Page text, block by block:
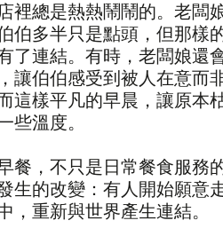
總是熱熱鬧鬧的。老闆娘
伯多半只是點頭，但那樣
了連結。有時，老闆娘還
讓伯伯感受到被人在意而
這樣平凡的早晨，讓原本
些溫度。
餐，不只是日常餐食服務
生的改變：有人開始願意
，重新與世界產生連結。